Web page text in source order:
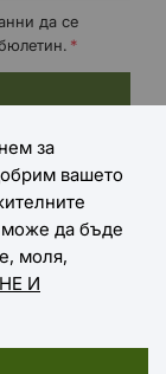
да се
за
вашето
може да бъде
моля,
И